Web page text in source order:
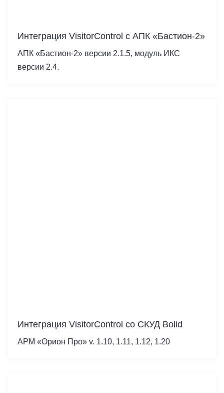
Интеграция VisitorControl c АПК «Бастион-2»
АПК «Бастион-2» версии 2.1.5, модуль ИКС
версии 2.4.
Интеграция VisitorControl co СКУД Bolid
АРМ «Орион Про» v. 1.10, 1.11, 1.12, 1.20